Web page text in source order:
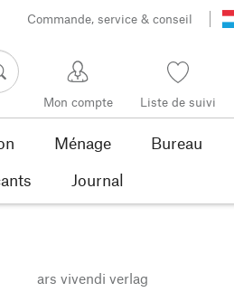
Commande, service & conseil
Mon compte Liste de suivi
Ménage Bureau
Journal
ars vivendi verlag